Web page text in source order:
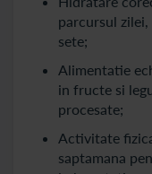
parcursul
sete;
Alimentatie
in fructe si
procesate;
Activitate
saptamana